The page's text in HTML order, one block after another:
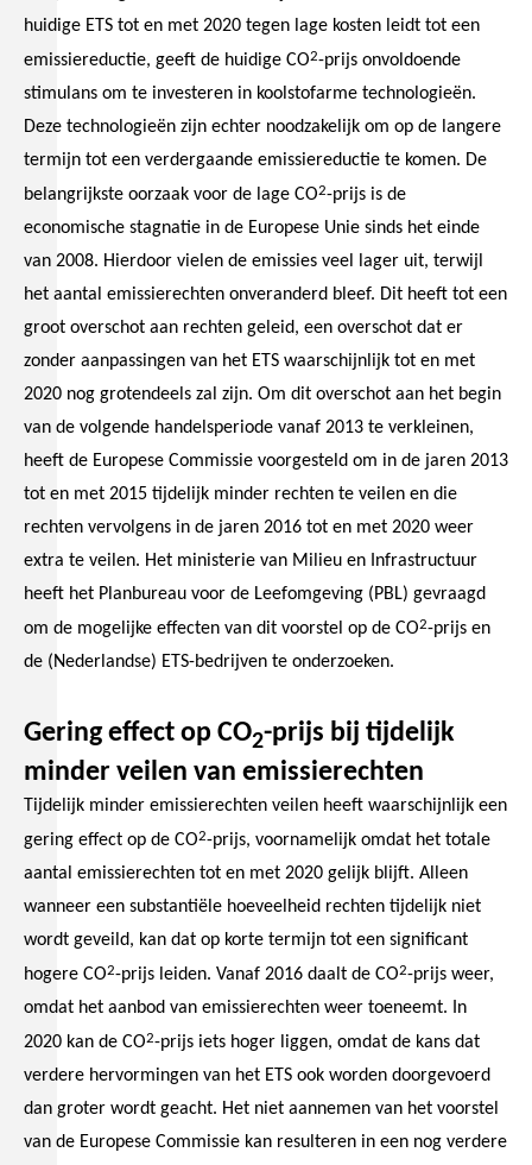
huidige ETS tot en met 2020 tegen lage kosten leidt tot een
emissiereductie, geeft de huidige CO2-prijs onvoldoende
stimulans om te investeren in koolstofarme technologieën.
Deze technologieën zijn echter noodzakelijk om op de langere
termijn tot een verdergaande emissiereductie te komen. De
belangrijkste oorzaak voor de lage CO2-prijs is de
economische stagnatie in de Europese Unie sinds het einde
van 2008. Hierdoor vielen de emissies veel lager uit, terwijl
het aantal emissierechten onveranderd bleef. Dit heeft tot een
groot overschot aan rechten geleid, een overschot dat er
zonder aanpassingen van het ETS waarschijnlijk tot en met
2020 nog grotendeels zal zijn. Om dit overschot aan het begin
van de volgende handelsperiode vanaf 2013 te verkleinen,
heeft de Europese Commissie voorgesteld om in de jaren 2013
tot en met 2015 tijdelijk minder rechten te veilen en die
rechten vervolgens in de jaren 2016 tot en met 2020 weer
extra te veilen. Het ministerie van Milieu en Infrastructuur
heeft het Planbureau voor de Leefomgeving (PBL) gevraagd
om de mogelijke effecten van dit voorstel op de CO2-prijs en
de (Nederlandse) ETS-bedrijven te onderzoeken.
Gering effect op CO2-prijs bij tijdelijk
minder veilen van emissierechten
Tijdelijk minder emissierechten veilen heeft waarschijnlijk een
gering effect op de CO2-prijs, voornamelijk omdat het totale
aantal emissierechten tot en met 2020 gelijk blijft. Alleen
wanneer een substantiële hoeveelheid rechten tijdelijk niet
wordt geveild, kan dat op korte termijn tot een significant
hogere CO2-prijs leiden. Vanaf 2016 daalt de CO2-prijs weer,
omdat het aanbod van emissierechten weer toeneemt. In
2020 kan de CO2-prijs iets hoger liggen, omdat de kans dat
verdere hervormingen van het ETS ook worden doorgevoerd
dan groter wordt geacht. Het niet aannemen van het voorstel
van de Europese Commissie kan resulteren in een nog verdere